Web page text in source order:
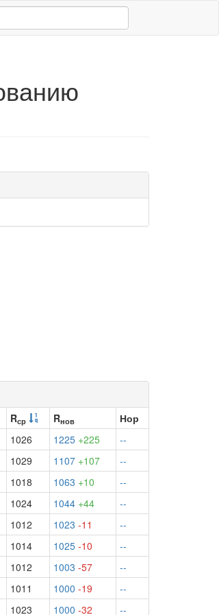
Rср Rнов
Нор
1026 1225 +225
--
1029 1107 +107
--
1018 1063 +10
--
1024 1044 +44
--
1012 1023 -11
--
1014 1025 -10
--
1012 1003 -57
--
1011 1000 -19
--
1023 1000 -32 --